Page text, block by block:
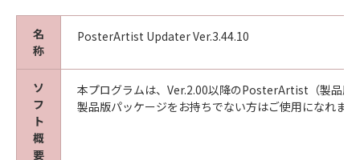
(2) キヤノン、キヤノンの関連会社、それらの販
売代理店及び販売店は、「許諾ソフトウエア」
の使用または使用不能から生ずるいかなる損害
（逸失利益及びその他の派生的または付随的な
損害を含むがこれらに限定されない）につい
て、一切の責任を負わないものとします。例
え、キヤノン、キヤノンの関連会社、それらの
販売代理店及び販売店がかかる損害の可能性に
名
称
PosterArtist Updater Ver.3.44.10
ソ
フ
ト
概
要
本プログラムは、Ver.2.00以降のPosterArtist（製品版
製品版パッケージをお持ちでない方はご使用になれま